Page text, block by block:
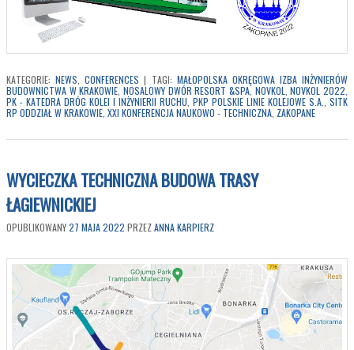
KATEGORIE: NEWS ,CONFERENCES | TAGI: MAŁOPOLSKA OKRĘGOWA IZBA INŻYNIERÓW
BUDOWNICTWA W KRAKOWIE ,NOSALOWY DWÓR RESORT &SPA, NOVKOL ,NOVKOL 2022
PK - KATEDRA DRÓG KOLEI I INŻYNIERII RUCHU PKP POLSKIE LINIE KOLEJOWE S.A. SITK
RP ODDZIAŁ W KRAKOWIE XXI KONFERENCJA NAUKOWO - TECHNICZNA ZAKOPANE
WYCIECZKA TECHNICZNA BUDOWA TRASY
ŁAGIEWNICKIEJ
OPUBLIKOWANY27 MAJA 2022 PRZEZANNA KARPIERZ